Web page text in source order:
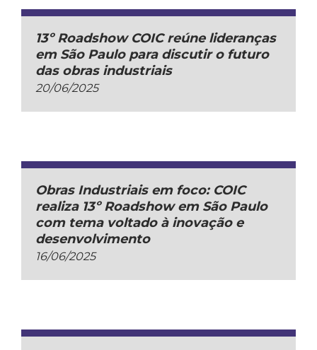
13º Roadshow COIC reúne lideranças
em São Paulo para discutir o futuro
das obras industriais
20/06/2025
Obras Industriais em foco: COIC
realiza 13º Roadshow em São Paulo
com tema voltado à inovação e
desenvolvimento
16/06/2025